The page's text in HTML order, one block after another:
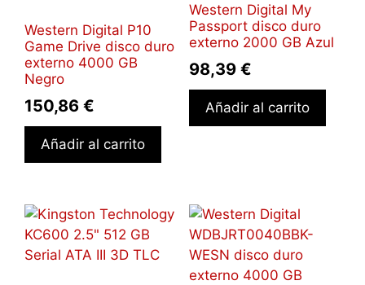
Western Digital P10
Game Drive disco duro
externo 4000 GB
Negro
150,86 €
Añadir al carrito
Western Digital My
Passport disco duro
externo 2000 GB Azul
98,39 €
Añadir al carrito